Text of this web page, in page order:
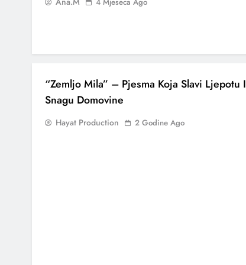
“Zemljo Mila” – Pjesma Koja Slavi Ljepotu I
Snagu Domovine
Hayat Production 2 Godine Ago